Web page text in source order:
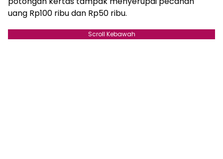
uang Rp100 ribu dan Rp50 ribu.
Scroll Kebawah